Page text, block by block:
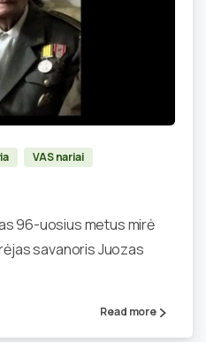
VAS nariai
96-uosius metus mirė
savanoris Juozas
Read more